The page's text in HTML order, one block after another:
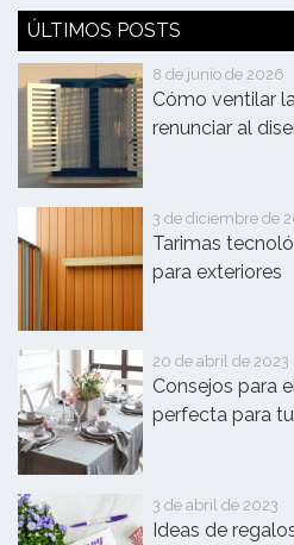
ÚLTIMOS POSTS
8 de junio de 2026
Cómo ventilar
renunciar al
3 de diciembre de
Tarimas
para exteriores
20 de abril de 2023
Consejos para
perfecta para
3 de abril de 2023
Ideas de